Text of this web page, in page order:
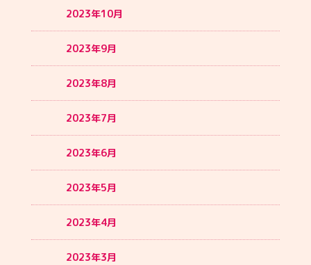
2023年10月
2023年9月
2023年8月
2023年7月
2023年6月
2023年5月
2023年4月
2023年3月